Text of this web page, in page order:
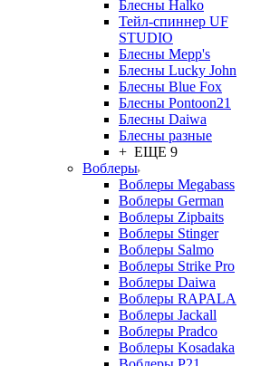
Блесны Halko
Тейл-спиннер UF
STUDIO
Блесны Mepp's
Блесны Lucky John
Блесны Blue Fox
Блесны Pontoon21
Блесны Daiwa
Блесны разные
+ ЕЩЕ 9
Воблеры
Воблеры Megabass
Воблеры German
Воблеры Zipbaits
Воблеры Stinger
Воблеры Salmo
Воблеры Strike Pro
Воблеры Daiwa
Воблеры RAPALA
Воблеры Jackall
Воблеры Pradco
Воблеры Kosadaka